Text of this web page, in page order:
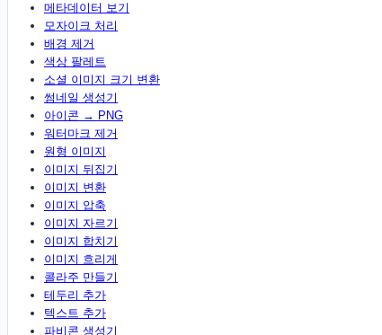
메타데이터 보기
모자이크 처리
배경 제거
색상 팔레트
소셜 이미지 크기 변환
썸네일 생성기
아이콘 → PNG
워터마크 제거
원형 이미지
이미지 뒤집기
이미지 변환
이미지 압축
이미지 자르기
이미지 합치기
이미지 흐리게
콜라주 만들기
테두리 추가
텍스트 추가
파비콘 생성기